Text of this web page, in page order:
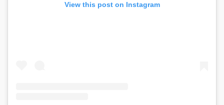
View this post on Instagram